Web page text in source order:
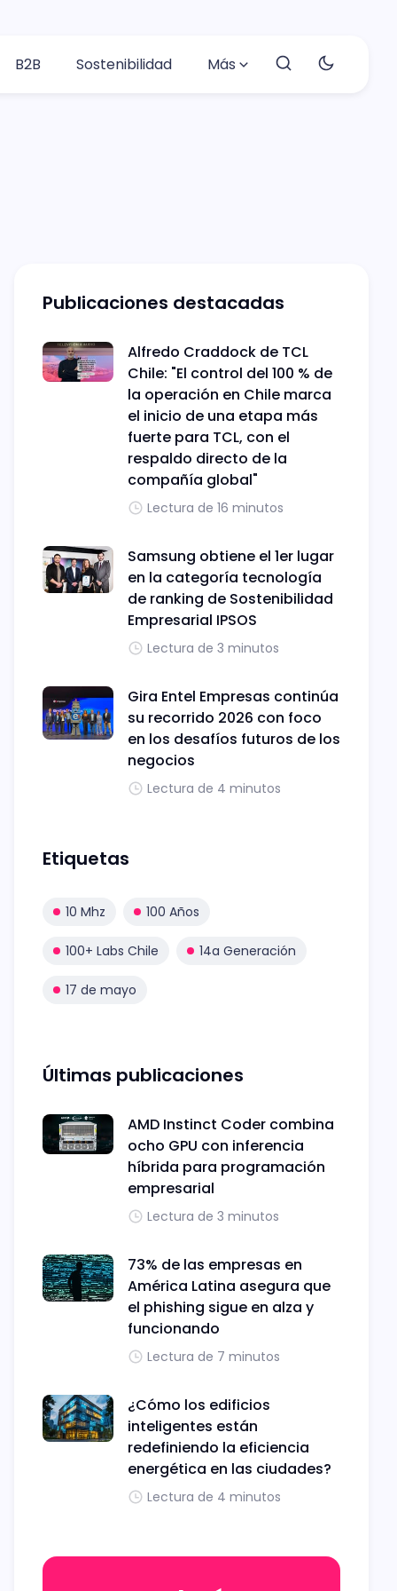
B2B Sostenibilidad Más
Publicaciones destacadas
Alfredo Craddock de TCL
Chile: "El control del 100 % de
la operación en Chile marca
el inicio de una etapa más
fuerte para TCL, con el
respaldo directo de la
compañía global"
Lectura de 16 minutos
Samsung obtiene el 1er lugar
en la categoría tecnología
de ranking de Sostenibilidad
Empresarial IPSOS
Lectura de 3 minutos
Gira Entel Empresas continúa
su recorrido 2026 con foco
en los desafíos futuros de los
negocios
Lectura de 4 minutos
Etiquetas
10 Mhz 100 Años
100+ Labs Chile 14a Generación
17 de mayo
Últimas publicaciones
AMD Instinct Coder combina
ocho GPU con inferencia
híbrida para programación
empresarial
Lectura de 3 minutos
73% de las empresas en
América Latina asegura que
el phishing sigue en alza y
funcionando
Lectura de 7 minutos
¿Cómo los edificios
inteligentes están
redefiniendo la eficiencia
energética en las ciudades?
Lectura de 4 minutos